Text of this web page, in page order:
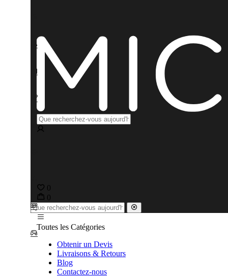
0
0
Toutes les Catégories
Obtenir un Devis
Livraisons & Retours
Blog
Contactez-nous